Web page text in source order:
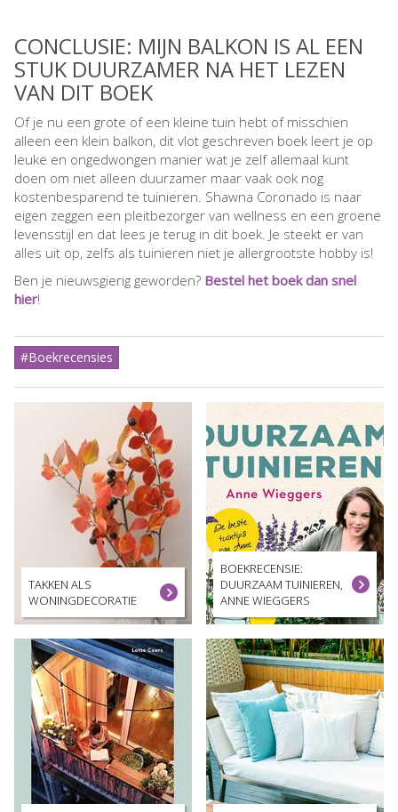
CONCLUSIE: MIJN BALKON IS AL EEN
STUK DUURZAMER NA HET LEZEN
VAN DIT BOEK
Of je nu een grote of een kleine tuin hebt of misschien
alleen een klein balkon, dit vlot geschreven boek leert je op
leuke en ongedwongen manier wat je zelf allemaal kunt
doen om niet alleen duurzamer maar vaak ook nog
kostenbesparend te tuinieren. Shawna Coronado is naar
eigen zeggen een pleitbezorger van wellness en een groene
levensstijl en dat lees je terug in dit boek. Je steekt er van
alles uit op, zelfs als tuinieren niet je allergrootste hobby is!
Ben je nieuwsgierig geworden? Bestel het boek dan snel
hier!
#Boekrecensies
TAKKEN ALS
WONINGDECORATIE
BOEKRECENSIE:
DUURZAAM TUINIEREN,
ANNE WIEGGERS